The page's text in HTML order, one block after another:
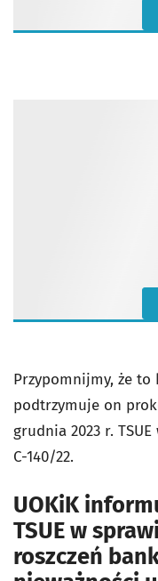
Przypomnijmy, że to
podtrzymuje on
grudnia 2023 r.
C-140/22.
UOKiK
TSUE w
roszczeń